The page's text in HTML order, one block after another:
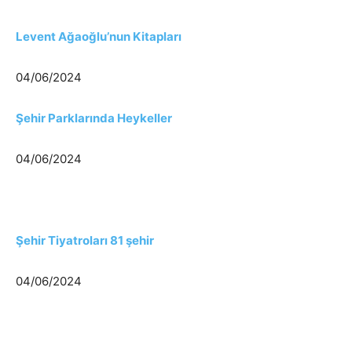
Levent Ağaoğlu’nun Kitapları
04/06/2024
Şehir Parklarında Heykeller
04/06/2024
Şehir Tiyatroları 81 şehir
04/06/2024